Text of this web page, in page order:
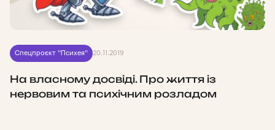
Спецпроєкт "Психея" 20.11.2019
На власному досвіді. Про життя із
нервовим та психічним розладом